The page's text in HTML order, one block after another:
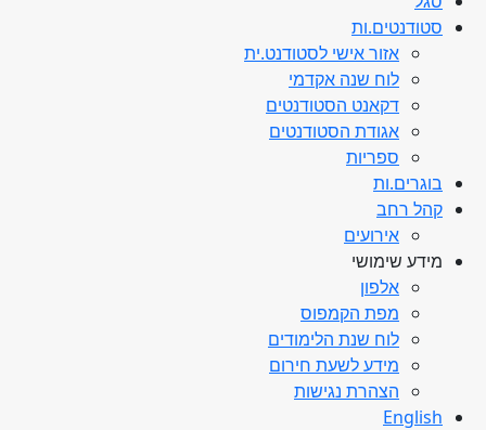
סטודנטים.ות
אזור אישי לסטודנט.ית
לוח שנה אקדמי
דקאנט הסטודנטים
אגודת הסטודנטים
ספריות
בוגרים.ות
קהל רחב
אירועים
מידע שימושי
אלפון
מפת הקמפוס
לוח שנת הלימודים
מידע לשעת חירום
הצהרת נגישות
English